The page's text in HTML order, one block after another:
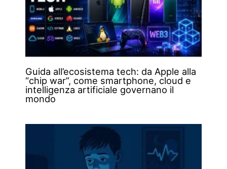
Guida all’ecosistema tech: da Apple alla
“chip war”, come smartphone, cloud e
intelligenza artificiale governano il
mondo